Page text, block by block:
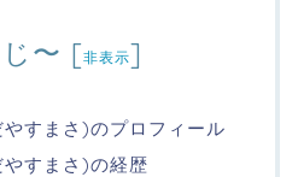
〜 [非表示]
すまさ)のプロフィール
すまさ)の経歴